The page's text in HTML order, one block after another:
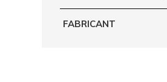
FABRICANT